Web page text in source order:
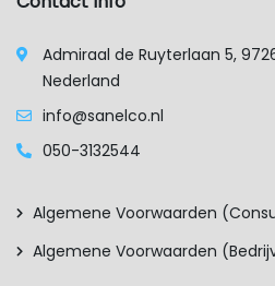
Admiraal de Ruyterlaan 5,
Nederland
info@sanelco.nl
050-3132544
Algemene Voorwaarden
Algemene Voorwaarden